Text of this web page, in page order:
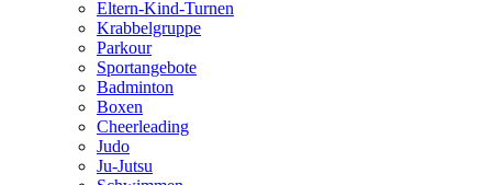
Eltern-Kind-Turnen
Krabbelgruppe
Parkour
Sportangebote
Badminton
Boxen
Cheerleading
Judo
Ju-Jutsu